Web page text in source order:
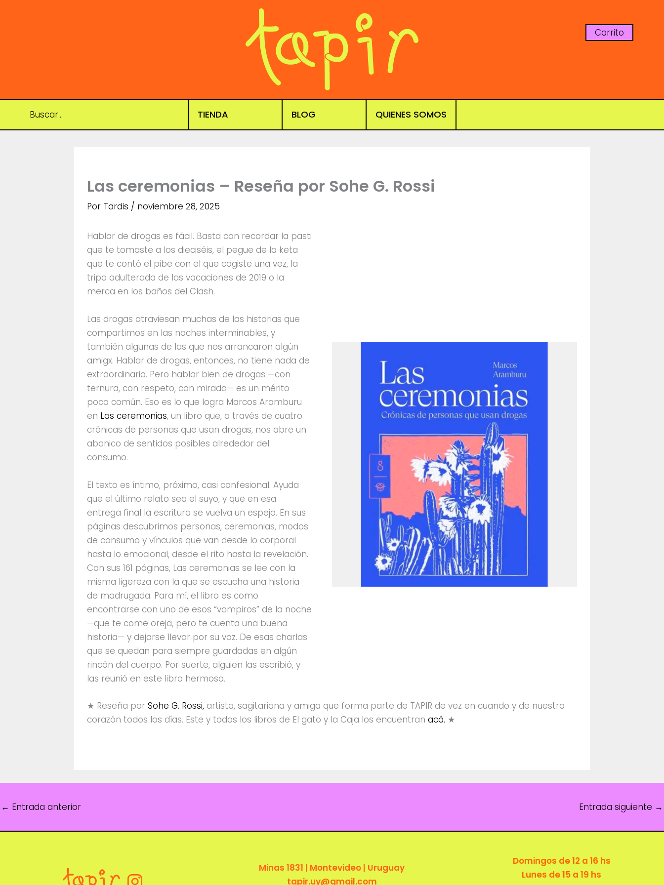
Carrito
TIENDA BLOG QUIENES SOMOS
Las ceremonias – Reseña por Sohe G. Rossi
Por Tardis / noviembre 28, 2025
Hablar de drogas es fácil. Basta con recordar la pasti
que te tomaste a los dieciséis, el pegue de la keta
que te contó el pibe con el que cogiste una vez, la
tripa adulterada de las vacaciones de 2019 o la
merca en los baños del Clash.
Las drogas atraviesan muchas de las historias que
compartimos en las noches interminables, y
también algunas de las que nos arrancaron algún
amigx. Hablar de drogas, entonces, no tiene nada de
extraordinario. Pero hablar bien de drogas —con
ternura, con respeto, con mirada— es un mérito
poco común. Eso es lo que logra Marcos Aramburu
en Las ceremonias, un libro que, a través de cuatro
crónicas de personas que usan drogas, nos abre un
abanico de sentidos posibles alrededor del
consumo.
El texto es íntimo, próximo, casi confesional. Ayuda
que el último relato sea el suyo, y que en esa
entrega final la escritura se vuelva un espejo. En sus
páginas descubrimos personas, ceremonias, modos
de consumo y vínculos que van desde lo corporal
hasta lo emocional, desde el rito hasta la revelación.
Con sus 161 páginas, Las ceremonias se lee con la
misma ligereza con la que se escucha una historia
de madrugada. Para mí, el libro es como
encontrarse con uno de esos “vampiros” de la noche
—que te come oreja, pero te cuenta una buena
historia— y dejarse llevar por su voz. De esas charlas
que se quedan para siempre guardadas en algún
rincón del cuerpo. Por suerte, alguien las escribió, y
las reunió en este libro hermoso.
★ Reseña porSohe G. Rossi, artista, sagitariana y amiga que forma parte de TAPIR de vez en cuando y de nuestro
corazón todos los días. Este y todos los libros de El gato y la Caja los encuentranacá. ★
← Entrada anterior Entrada siguiente →
Minas 1831 | Montevideo | Uruguay
tapir.uy@gmail.com
Domingos de 12 a 16 hs
Lunes de 15 a 19 hs